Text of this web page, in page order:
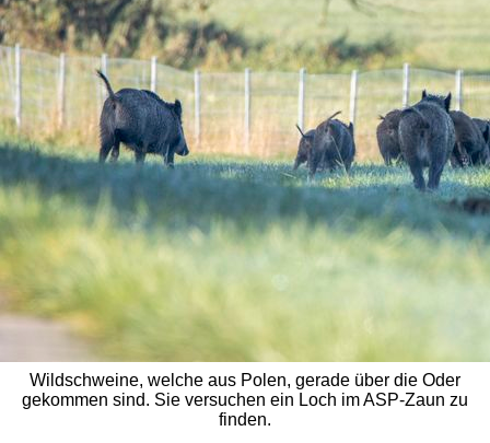
Wildschweine, welche aus Polen, gerade über die Oder
gekommen sind. Sie versuchen ein Loch im ASP-Zaun zu
finden.